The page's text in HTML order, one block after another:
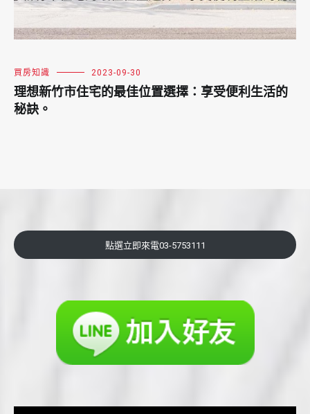
買房知識 2023-09-30
理想新竹市住宅的最佳位置選擇：享受便利生活的
秘訣。
點選立即來電03-5753111